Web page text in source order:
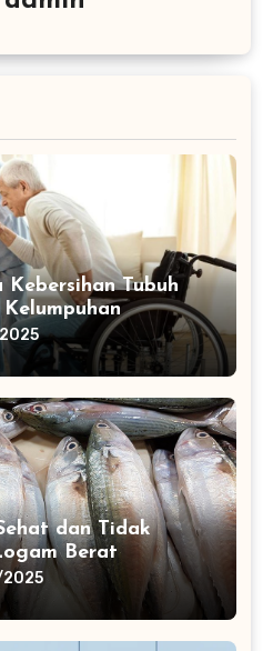
Tubuh
dan Tidak
Berat